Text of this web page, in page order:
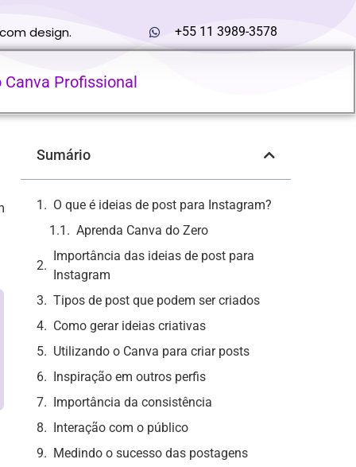
design. +55 11 3989-3578
Profissional
Sumário
O que é ideias de post para Instagram?
Aprenda Canva do Zero
Importância das ideias de post para
Instagram
Tipos de post que podem ser criados
Como gerar ideias criativas
Utilizando o Canva para criar posts
Inspiração em outros perfis
Importância da consistência
Interação com o público
Medindo o sucesso das postagens